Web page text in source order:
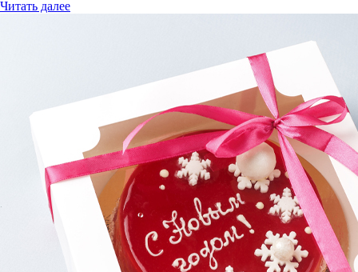
Читать далее